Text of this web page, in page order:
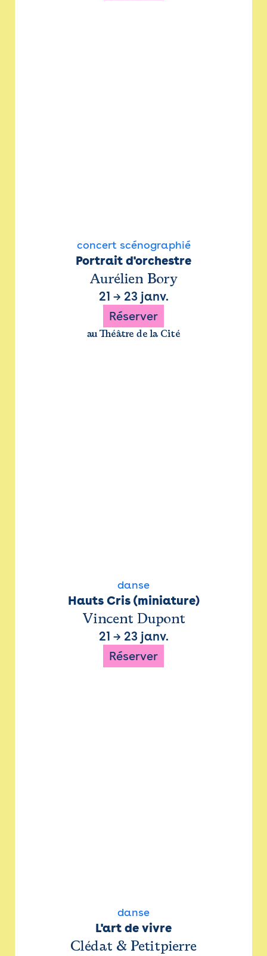
concert scénographié
Portrait d'orchestre
Aurélien Bory
21 → 23 janv.
Réserver
au Théâtre de la Cité
danse
Hauts Cris (miniature)
Vincent Dupont
21 → 23 janv.
Réserver
danse
L'art de vivre
Clédat & Petitpierre